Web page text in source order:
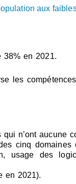
aux
38% en 2021.
les
n’ont aucune
cinq domaines
usage des
en 2021).